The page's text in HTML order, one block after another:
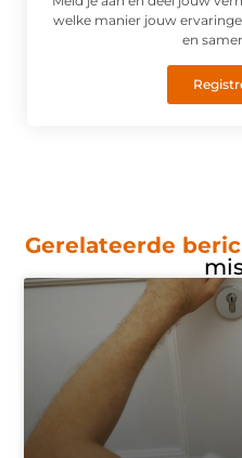
welke manier jouw
en
Gerelateerde